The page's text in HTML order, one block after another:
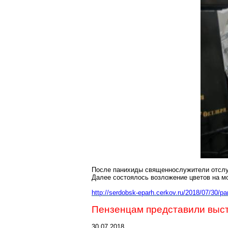
После панихиды священнослужители
Далее состоялось возложение цветов на
http://serdobsk-eparh.cerkov.ru/2018/07/30/
Пензенцам представили